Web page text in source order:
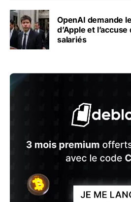
OpenAI demande
d’Apple et
salariés